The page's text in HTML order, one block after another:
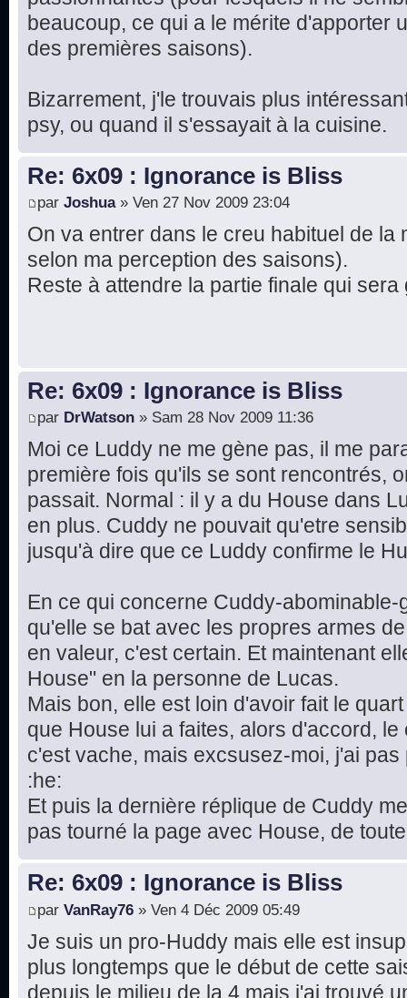
beaucoup, ce qui a le mérite d'apporter
des premières saisons).
Bizarrement, j'le trouvais plus
psy, ou quand il s'essayait à la cuisine.
Re: 6x09 : Ignorance is Bliss
par Joshua» Ven 27 Nov 2009 23:04
On va entrer dans le creu habituel de la
selon ma perception des saisons).
Reste à attendre la partie finale qui
Re: 6x09 : Ignorance is Bliss
par DrWatson » Sam 28 Nov 2009 11:36
Moi ce Luddy ne me gène pas, il me
première fois qu'ils se sont rencontrés,
passait. Normal : il y a du House dans
en plus. Cuddy ne pouvait qu'etre
jusqu'à dire que ce Luddy confirme le
En ce qui concerne Cuddy-
qu'elle se bat avec les propres armes
en valeur, c'est certain. Et maintenant
House" en la personne de Lucas.
Mais bon, elle est loin d'avoir fait le
que House lui a faites, alors d'accord,
c'est vache, mais excsusez-moi, j'ai
:he:
Et puis la dernière réplique de Cuddy
pas tourné la page avec House, de
Re: 6x09 : Ignorance is Bliss
par VanRay76 » Ven 4 Déc 2009 05:49
Je suis un pro-Huddy mais elle est
plus longtemps que le début de cette
depuis le milieu de la 4 mais j'ai trouvé